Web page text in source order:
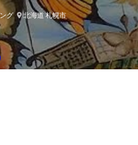
グ
北海道 札幌市